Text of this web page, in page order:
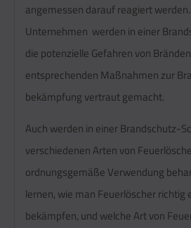
angemessen darauf reagiert
Unternehmen werden in einer
die potenzielle Gefahren von
entsprechenden Maßnahmen zur
bekämpfung vertraut gemacht.
Auch werden in einer Brandschutz-
verschiedenen Arten von
ordnungsgemäße Verwendung
lernen, wie man Feuerlöscher richtig
bekämpfen, und welche Art von